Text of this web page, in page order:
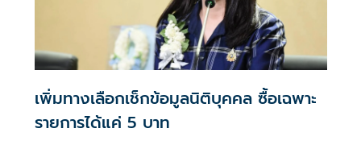
เพิ่มทางเลือกเช็กข้อมูลนิติบุคคล ซื้อเฉพาะ
รายการได้แค่ 5 บาท